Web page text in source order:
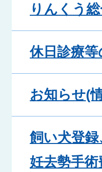
りんくう
休日診療
お知らせ(
飼い犬登
妊去勢手